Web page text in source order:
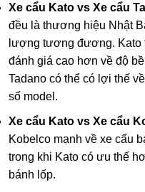
Xe cẩu Kato vs Xe cẩu
đều là thương hiệu Nhật
lượng tương đương.
đánh giá cao hơn về độ
Tadano có thể có lợi thế
số model.
Xe cẩu Kato vs Xe cẩu
Kobelco mạnh về xe cẩu
trong khi Kato có ưu thế
bánh lốp.